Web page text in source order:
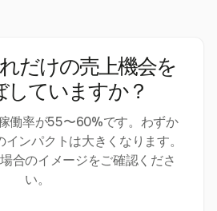
だけの売上機会を
していますか？
働率が55〜60%です。わずか
ンパクトは大きくなります。
合のイメージをご確認くださ
い。